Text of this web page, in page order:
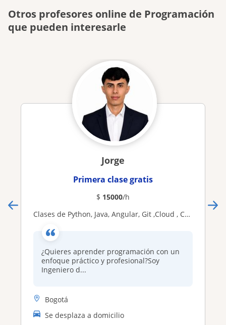
Otros profesores online de Programación
que pueden interesarle
Jorge
Primera clase gratis
$ 15000/h
Clases de Python, Java, Angular, Git ,Cloud , CSS/HTML| Aprende con proyectos reales
¿Quieres aprender programación con un
enfoque práctico y profesional?Soy
Ingeniero d...
Bogotá
Se desplaza a domicilio